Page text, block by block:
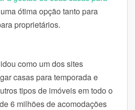
ótima opção tanto para
proprietários.
como um dos sites
casas para temporada e
tipos de imóveis em todo o
6 milhões de acomodações